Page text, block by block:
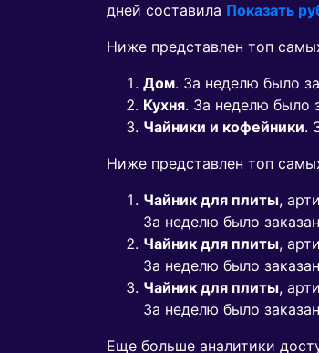
дней составила Показать
Ниже представлен топ
Дом. За неделю было
Кухня. За неделю было
Чайники и кофейники.
Ниже представлен топ
Чайник для плиты,
За неделю было
Чайник для плиты,
За неделю было
Чайник для плиты,
За неделю было
Еще больше аналитики